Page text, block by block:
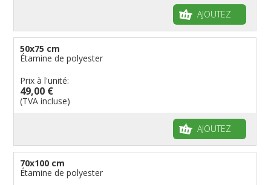
AJOUTEZ
50x75 cm
Étamine de polyester
Prix à l'unité:
49,00 €
(TVA incluse)
AJOUTEZ
70x100 cm
Étamine de polyester